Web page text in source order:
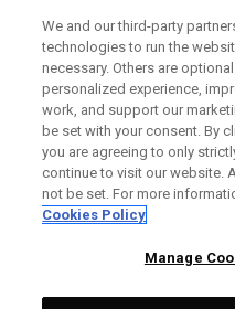
A
We and our third-party
technologies to run the
necessary. Others are
personalized experience,
work, and support our
be set with your consent. By
you are agreeing to only
continue to visit our website.
not be set. For more
Cookies Policy
Manage